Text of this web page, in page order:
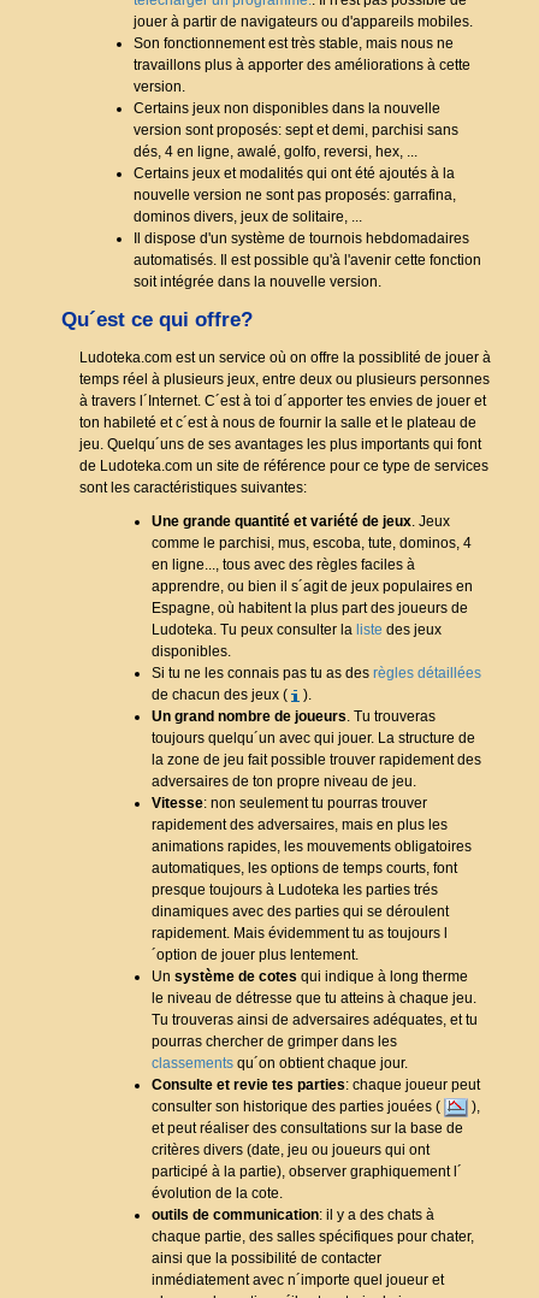
jouer à partir de navigateurs ou d'appareils mobiles.
Son fonctionnement est très stable, mais nous ne
travaillons plus à apporter des améliorations à cette
version.
Certains jeux non disponibles dans la nouvelle
version sont proposés: sept et demi, parchisi sans
dés, 4 en ligne, awalé, golfo, reversi, hex, ...
Certains jeux et modalités qui ont été ajoutés à la
nouvelle version ne sont pas proposés: garrafina,
dominos divers, jeux de solitaire, ...
Il dispose d'un système de tournois hebdomadaires
automatisés. Il est possible qu'à l'avenir cette fonction
soit intégrée dans la nouvelle version.
Qu´est ce qui offre?
Ludoteka.com est un service où on offre la possiblité de jouer à
temps réel à plusieurs jeux, entre deux ou plusieurs personnes
à travers l´Internet. C´est à toi d´apporter tes envies de jouer et
ton habileté et c´est à nous de fournir la salle et le plateau de
jeu. Quelqu´uns de ses avantages les plus importants qui font
de Ludoteka.com un site de référence pour ce type de services
sont les caractéristiques suivantes:
Une grande quantité et variété de jeux. Jeux
comme le parchisi, mus, escoba, tute, dominos, 4
en ligne..., tous avec des règles faciles à
apprendre, ou bien il s´agit de jeux populaires en
Espagne, où habitent la plus part des joueurs de
Ludoteka. Tu peux consulter la liste des jeux
disponibles.
Si tu ne les connais pas tu as des règles détaillées
de chacun des jeux (
).
Un grand nombre de joueurs. Tu trouveras
toujours quelqu´un avec qui jouer. La structure de
la zone de jeu fait possible trouver rapidement des
adversaires de ton propre niveau de jeu.
Vitesse: non seulement tu pourras trouver
rapidement des adversaires, mais en plus les
animations rapides, les mouvements obligatoires
automatiques, les options de temps courts, font
presque toujours à Ludoteka les parties trés
dinamiques avec des parties qui se déroulent
rapidement. Mais évidemment tu as toujours l
´option de jouer plus lentement.
Un système de cotes qui indique à long therme
le niveau de détresse que tu atteins à chaque jeu.
Tu trouveras ainsi de adversaires adéquates, et tu
pourras chercher de grimper dans les
classements qu´on obtient chaque jour.
Consulte et revie tes parties: chaque joueur peut
consulter son historique des parties jouées (
),
et peut réaliser des consultations sur la base de
critères divers (date, jeu ou joueurs qui ont
participé à la partie), observer graphiquement l´
évolution de la cote.
outils de communication: il y a des chats à
chaque partie, des salles spécifiques pour chater,
ainsi que la possibilité de contacter
inmédiatement avec n´importe quel joueur et